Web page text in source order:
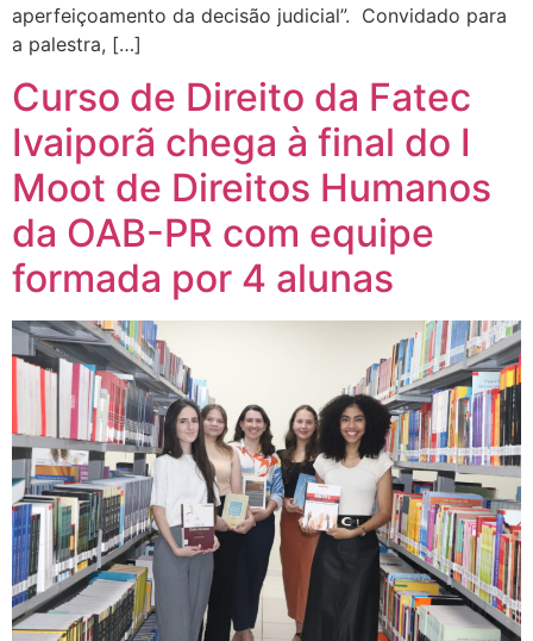
aperfeiçoamento da decisão judicial”. Convidado para
a palestra, […]
Curso de Direito da Fatec
Ivaiporã chega à final do I
Moot de Direitos Humanos
da OAB-PR com equipe
formada por 4 alunas